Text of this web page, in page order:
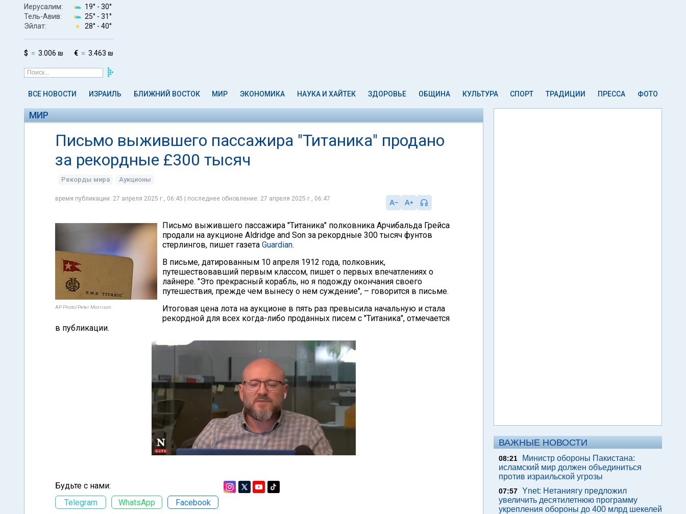
Иерусалим: 19° - 30°
Тель-Авив:
25° - 31°
Эйлат:
28° - 40°
$ 3.006 ₪ € 3.463 ₪
ВСЕ НОВОСТИ ИЗРАИЛЬ БЛИЖНИЙ ВОСТОК МИР ЭКОНОМИКА НАУКА И ХАЙТЕК ЗДОРОВЬЕ ОБЩИНА КУЛЬТУРА СПОРТ ТРАДИЦИИ ПРЕССА ФОТО
МИР
Письмо выжившего пассажира "Титаника" продано
за рекордные £300 тысяч
Рекорды мира Аукционы
время публикации: 27 апреля 2025 г., 06:45 | последнее обновление: 27 апреля 2025 г., 06:47
AP Photo/Peter Morrison
Письмо выжившего пассажира "Титаника" полковника Арчибальда Грейса
продали на аукционе Aldridge and Son за рекордные 300 тысяч фунтов
стерлингов, пишет газета Guardian.
В письме, датированным 10 апреля 1912 года, полковник,
путешествовавший первым классом, пишет о первых впечатлениях о
лайнере. "Это прекрасный корабль, но я подожду окончания своего
путешествия, прежде чем вынесу о нем суждение", – говорится в письме.
Итоговая цена лота на аукционе в пять раз превысила начальную и стала
рекордной для всех когда-либо проданных писем с "Титаника", отмечается
в публикации.
Будьте с нами:
Telegram
WhatsApp Facebook
ВАЖНЫЕ НОВОСТИ
08:21
Министр обороны Пакистана:
исламский мир должен объединиться
против израильской угрозы
07:57 Ynet: Нетаниягу предложил
увеличить десятилетнюю программу
укрепления обороны до 400 млрд шекелей